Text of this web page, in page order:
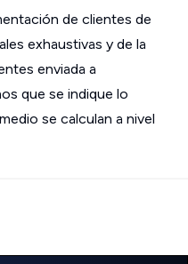
de clientes de
exhaustivas y de la
enviada a
que se indique lo
se calculan a nivel